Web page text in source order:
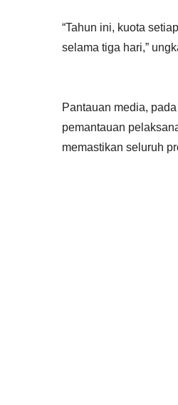
“Tahun ini, kuota
selama tiga hari,”
Pantauan media,
pemantauan
memastikan seluruh